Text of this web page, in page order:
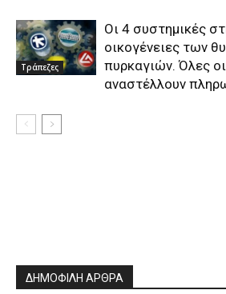
Τράπεζες
Οι 4 συστημικές
οικογένειες των
πυρκαγιών. Όλες
αναστέλλουν
ΔΗΜΟΦΙΛΗ ΑΡΘΡΑ